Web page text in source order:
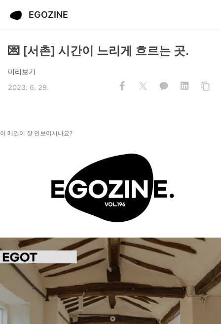
EGOZINE
💌 [서촌] 시간이 느리게 흐르는 곳.
미리보기
2023. 6. 29.
이 메일이 잘 안보이시나요?